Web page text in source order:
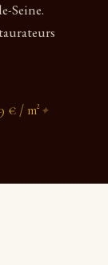
Seine.
€ / m² ✦